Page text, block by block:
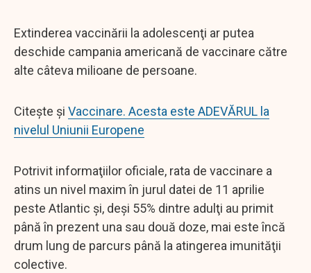
Extinderea vaccinării la adolescenţi ar putea
deschide campania americană de vaccinare către
alte câteva milioane de persoane.
Citește și Vaccinare. Acesta este ADEVĂRUL la
nivelul Uniunii Europene
Potrivit informaţiilor oficiale, rata de vaccinare a
atins un nivel maxim în jurul datei de 11 aprilie
peste Atlantic şi, deşi 55% dintre adulţi au primit
până în prezent una sau două doze, mai este încă
drum lung de parcurs până la atingerea imunităţii
colective.